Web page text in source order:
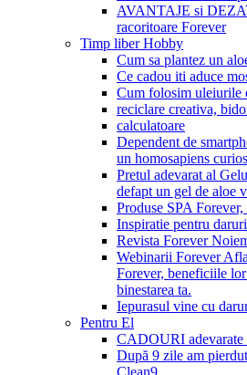
AVANTAJE si
racoritoare Forever
Timp liber Hobby
Cum sa plantez un
Ce cadou iti aduce
Cum folosim uleiurile
reciclare creativa,
calculatoare
Dependent de
un homosapiens
Pretul adevarat al
defapt un gel de aloe
Produse SPA
Inspiratie pentru
Revista Forever
Webinarii Forever
Forever, beneficiile lor
binestarea ta.
Iepurasul vine cu
Pentru El
CADOURI adevarate
După 9 zile am
Clean9